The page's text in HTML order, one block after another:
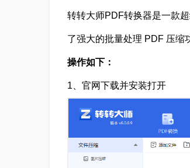
转转大师PDF转换器是一款
了强大的批量处理 PDF 压缩
操作如下：
1、官网下载并安装打开